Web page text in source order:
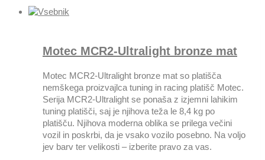
Motec MCR2-Ultralight bronze mat
Motec MCR2-Ultralight bronze mat so platišča
nemškega proizvajlca tuning in racing platišč Motec.
Serija MCR2-Ultralight se ponaša z izjemni lahikim
tuning platišči, saj je njihova teža le 8,4 kg po
platišču. Njihova moderna oblika se prilega večini
vozil in poskrbi, da je vsako vozilo posebno. Na voljo
jev barv ter velikosti – izberite pravo za vas.